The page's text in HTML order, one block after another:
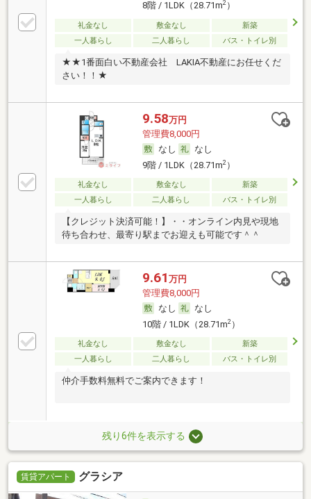
8階 / 1LDK（28.71m2）
礼金なし 敷金なし
新築
一人暮らし
二人暮らし バス・トイレ別
★★1番面白い不動産会社 LAKIA不動産にお任せくだ
さい！！★
9.58万円
管理費8,000円
なし
なし
9階 / 1LDK（28.71m2）
礼金なし 敷金なし
新築
一人暮らし
二人暮らし バス・トイレ別
【クレジット決済可能！】・・オンライン内見や現地
待ち合わせ、最寄り駅までお迎えも可能です＾＾
9.61 万円
管理費8,000円
なし
なし
10階 / 1LDK（28.71m2）
礼金なし 敷金なし
新築
一人暮らし
二人暮らし バス・トイレ別
仲介手数料無料でご案内できます！
残り6件を表示する
賃貸アパート グラシア